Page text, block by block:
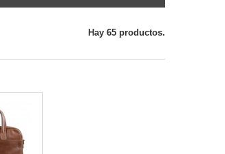
Hay 65 productos.